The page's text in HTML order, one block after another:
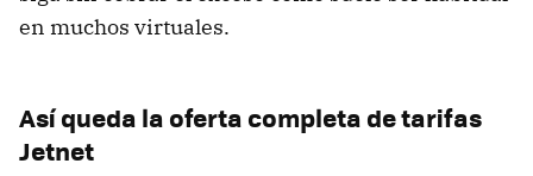
en muchos virtuales.
Así queda la oferta completa de tarifas
Jetnet